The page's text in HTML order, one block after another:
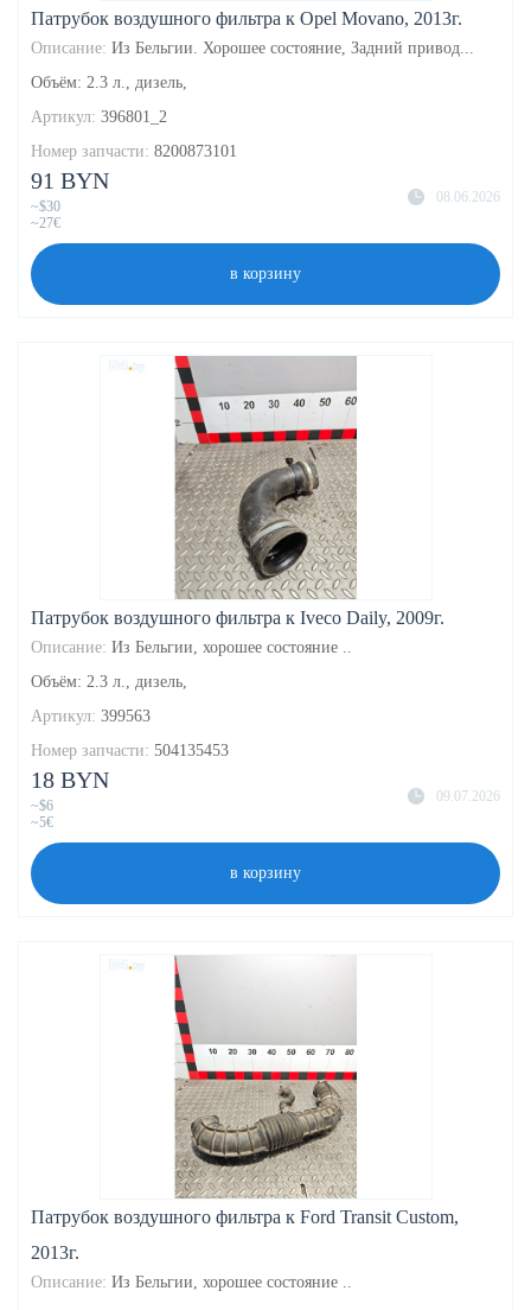
Патрубок воздушного фильтра к Opel Movano, 2013г.
Описание: Из Бельгии. Хорошее состояние, Задний привод...
Объём: 2.3 л., дизель,
Артикул: 396801_2
Номер запчасти: 8200873101
08.06.2026
91 BYN
~$30
~27€
в корзину
Патрубок воздушного фильтра к Iveco Daily, 2009г.
Описание: Из Бельгии, хорошее состояние ..
Объём: 2.3 л., дизель,
Артикул: 399563
Номер запчасти: 504135453
09.07.2026
18 BYN
~$6
~5€
в корзину
Патрубок воздушного фильтра к Ford Transit Custom,
2013г.
Описание: Из Бельгии, хорошее состояние ..